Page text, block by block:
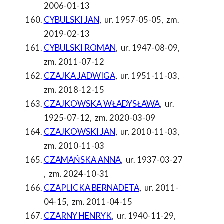
2006-01-13
CYBULSKI JAN, ur. 1957-05-05, zm.
2019-02-13
CYBULSKI ROMAN, ur. 1947-08-09,
zm. 2011-07-12
CZAJKA JADWIGA, ur. 1951-11-03,
zm. 2018-12-15
CZAJKOWSKA WŁADYSŁAWA, ur.
1925-07-12, zm. 2020-03-09
CZAJKOWSKI JAN, ur. 2010-11-03,
zm. 2010-11-03
CZAMAŃSKA ANNA, ur. 1937-03-27
, zm. 2024-10-31
CZAPLICKA BERNADETA, ur. 2011-
04-15, zm. 2011-04-15
CZARNY HENRYK, ur. 1940-11-29,